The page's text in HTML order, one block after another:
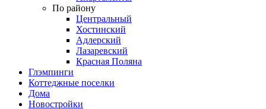
По району
Центральный
Хостинский
Адлерский
Лазаревский
Красная Поляна
Глэмпинги
Коттеджные поселки
Дома
Новостройки